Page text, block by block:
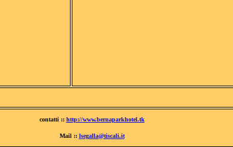
contatti :: http://www.bernaparkhotel.tk
Mail :: lsegalla@tiscali.it